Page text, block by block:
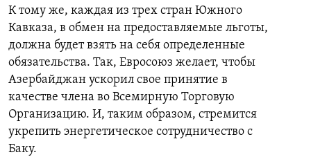
К тому же, каждая из трех стран Южного
Кавказа, в обмен на предоставляемые льготы,
должна будет взять на себя определенные
обязательства. Так, Евросоюз желает, чтобы
Азербайджан ускорил свое принятие в
качестве члена во Всемирную Торговую
Организацию. И, таким образом, стремится
укрепить энергетическое сотрудничество с
Баку.